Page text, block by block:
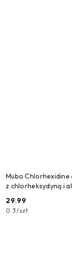
Mubo Chlorhexidine
z chlorheksydyną i
Cena:
29.99
0.3/szt.